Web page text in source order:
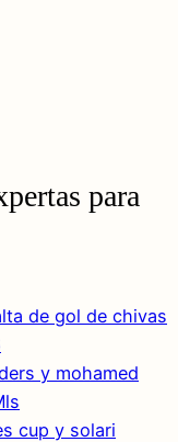
para
de gol de chivas
y mohamed
cup y solari